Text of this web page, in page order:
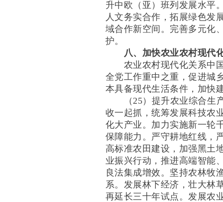
升中欧（亚）班列发展水平
人文务实合作，拓展绿色发
域合作新空间。完善多元化
护。
八、加快农业农村现代
农业农村现代化关系中国
全党工作重中之重，促进城
本具备现代生活条件，加快
（25）提升农业综合生产
收一起抓，统筹发展科技农
化大产业。加力实施新一轮
保障能力。严守耕地红线，
高标准农田建设，加强黑土
业振兴行动，推进高端智能
良法集成增效。坚持农林牧
系。发展林下经济，壮大林
再延长三十年试点。发展农